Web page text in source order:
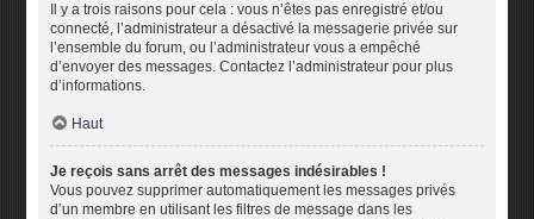
Il y a trois raisons pour cela : vous n’êtes pas enregistré et/ou
connecté, l’administrateur a désactivé la messagerie privée sur
l’ensemble du forum, ou l’administrateur vous a empêché
d’envoyer des messages. Contactez l’administrateur pour plus
d’informations.
Haut
Je reçois sans arrêt des messages indésirables !
Vous pouvez supprimer automatiquement les messages privés
d’un membre en utilisant les filtres de message dans les